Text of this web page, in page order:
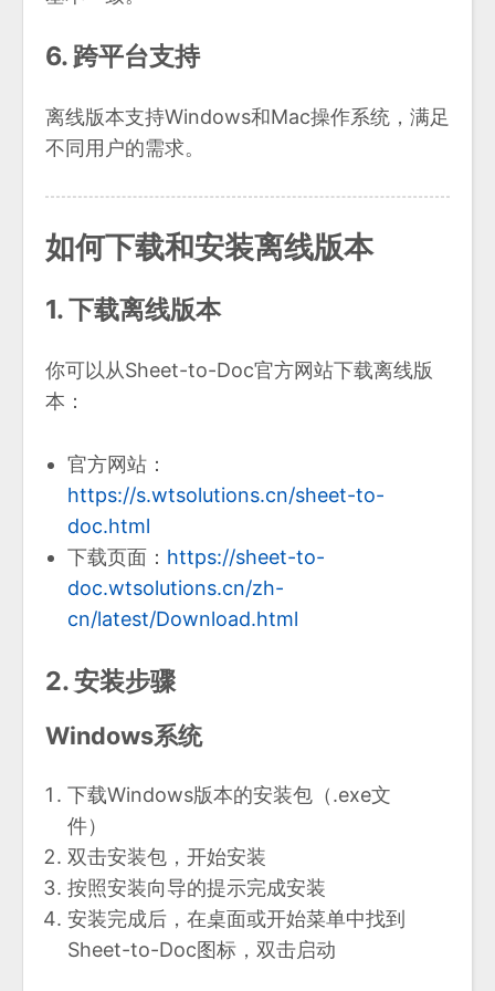
6. 跨平台支持
离线版本支持Windows和Mac操作系统，满足
不同用户的需求。
如何下载和安装离线版本
1. 下载离线版本
你可以从Sheet-to-Doc官方网站下载离线版
本：
官方网站：
https://s.wtsolutions.cn/sheet-to-
doc.html
下载页面： https://sheet-to-
doc.wtsolutions.cn/zh-
cn/latest/Download.html
2. 安装步骤
Windows系统
下载Windows版本的安装包（.exe文
件）
双击安装包，开始安装
按照安装向导的提示完成安装
安装完成后，在桌面或开始菜单中找到
Sheet-to-Doc图标，双击启动